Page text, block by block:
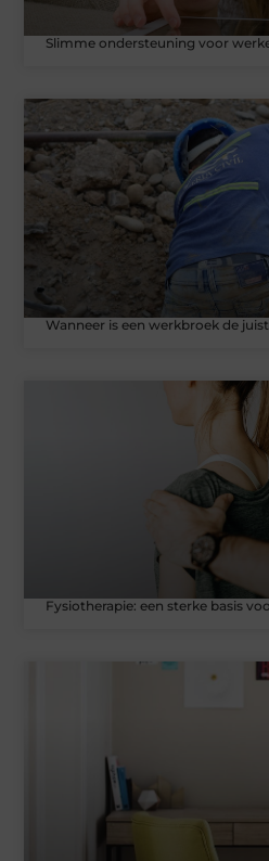
Slimme ondersteuning voor
Wanneer is een werkbroek de
Fysiotherapie: een sterke basis